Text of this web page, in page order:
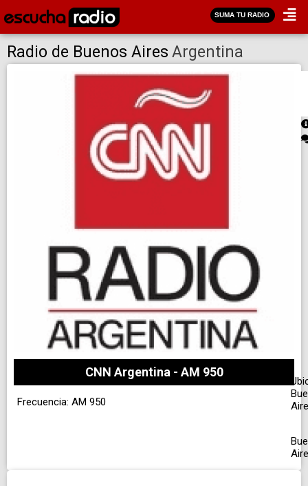
SUMA TU RADIO
Radio de Buenos Aires Argentina
CNN Argentina - AM 950
Frecuencia: AM 950